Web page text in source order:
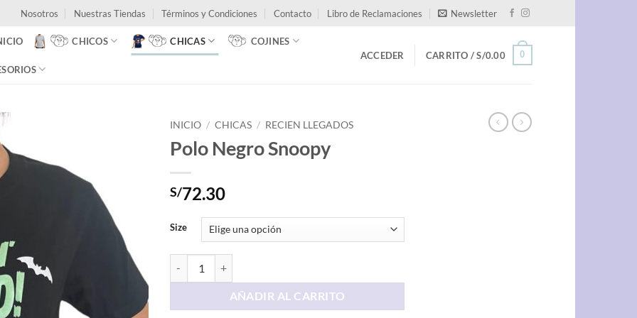
Nosotros Nuestras Tiendas Términos y Condiciones Contacto Libro de Reclamaciones Newsletter
CHICOS CHICAS COJINES
ACCEDER CARRITO /S/0.00 0
INICIO / CHICAS / RECIEN LLEGADOS
Polo Negro Snoopy
S/72.30
Size
AÑADIR AL CARRITO